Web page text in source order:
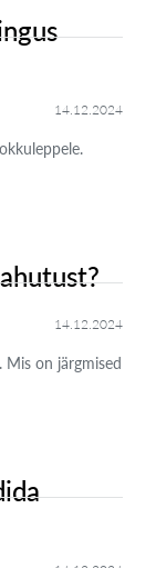
14.12.2024
14.12.2024
Mis on järgmised